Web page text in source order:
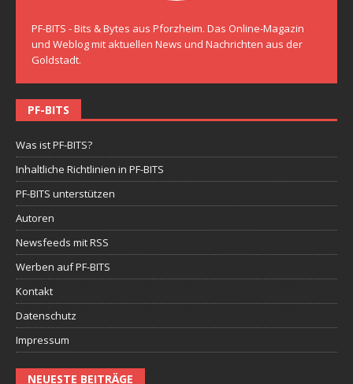
PF-BITS - Bits & Bytes aus Pforzheim. Das Online-Magazin
und Weblog mit aktuellen News und Nachrichten aus der
Goldstadt.
PF-BITS
Was ist PF-BITS?
Inhaltliche Richtlinien in PF-BITS
PF-BITS unterstützen
Autoren
Newsfeeds mit RSS
Werben auf PF-BITS
Kontakt
Datenschutz
Impressum
NEUESTE BEITRÄGE